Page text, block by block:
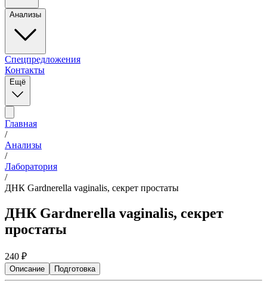
Анализы
Спецпредложения
Контакты
Ещё
Главная
/
Анализы
/
Лаборатория
/
ДНК Gardnerella vaginalis, секрет простаты
ДНК Gardnerella vaginalis, секрет
простаты
240 ₽
Описание Подготовка